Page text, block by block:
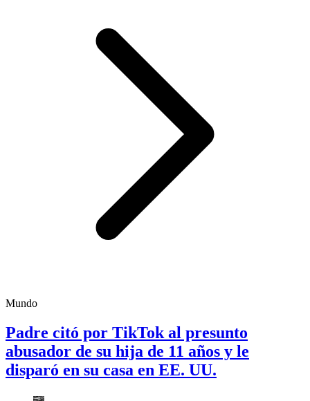
Mundo
Padre citó por TikTok al presunto
abusador de su hija de 11 años y le
disparó en su casa en EE. UU.